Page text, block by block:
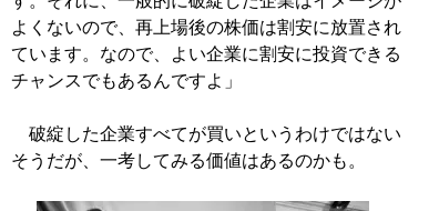
よくないので、再上場後の株価は割安に放置され
ています。なので、よい企業に割安に投資できる
チャンスでもあるんですよ」
破綻した企業すべてが買いというわけではない
そうだが、一考してみる価値はあるのかも。